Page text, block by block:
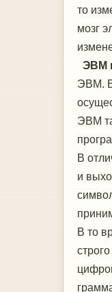
то
мозг
ЭВМ
ЭВМ. В
ЭВМ
В
и
В то